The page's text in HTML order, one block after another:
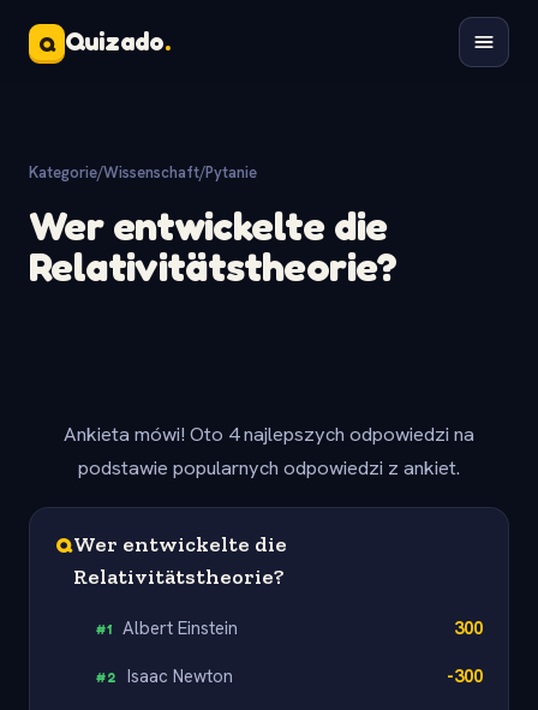
Q Quizado.
Kategorie/Wissenschaft/Pytanie
Wer entwickelte die
Relativitätstheorie?
Ankieta mówi! Oto 4 najlepszych odpowiedzi na
podstawie popularnych odpowiedzi z ankiet.
QWer entwickelte die
Relativitätstheorie?
#1 Albert Einstein 300
#2 Isaac Newton -300